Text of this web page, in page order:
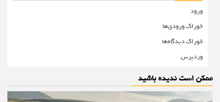
ورود
خوراک ورودی‌ها
خوراک دیدگاه‌ها
وردپرس
ممکن است ندیده باشید